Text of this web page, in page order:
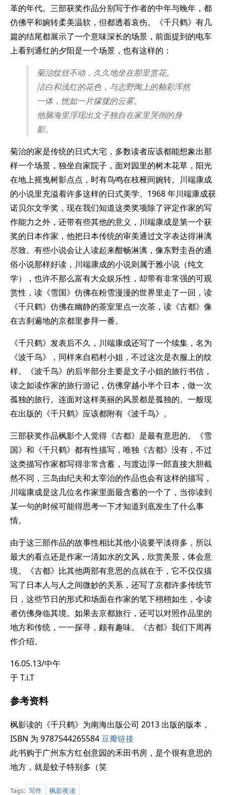
革的年代。三部获奖作品分别写于作者的中年与晚年，都
仿佛平和婉转柔美温软，但都透着哀伤。《千只鹤》有几
篇的结尾都展示了一个意味深长的场景，前面提到的电车
上看到通红的夕阳是一个场景，也有这样的：
菊治纹丝不动，久久地坐在那里赏花。
洁白和浅红的花色，与志野陶上的釉彩浑然
一体，恍如一片朦胧的云雾。
他脑海里浮现出文子独自在家里哭倒的身
影。
菊治的家是传统的日式大宅，多数读者应该都能想象出那
样一个场景，独坐自家院子，面对园里的树木花草，阳光
在地上摇曳树影点点，时有鸟鸣在枝桠间婉转。川端康成
的小说里充溢着许多这样的日式美学。1968 年川端康成获
诺贝尔文学奖，现在我们知道这类奖项除了评定作家的写
作能力之外，还带有些其他的意义，川端康成是第一个获
奖的日本作家，他把日本传统的审美通过文字表达得淋漓
尽致。有些小说会让人读起来酣畅淋漓，像东野圭吾的通
俗小说那样好读，川端康成的小说则属于雅小说（纯文
学），也许不那么富有大众娱乐性，却带有非常强的可观
赏性，读《雪国》仿佛在粉雪漫漫的世界里走了一回，读
《千只鹤》仿佛在幽静的茶室里点一次茶，读《古都》像
在古刹遍地的京都里参拜一番。
《千只鹤》发表后不久，川端康成还写了一个续集，名为
《波千鸟》，同样来自稻村小姐，不过这次是衣服上的纹
样。《波千鸟》的后半部分主要是文子小姐的旅行书信，
读之如读作家的旅行游记，仿佛穿越小半个日本，做一次
孤独的旅行。连面对这样美丽的风景都是孤独的。一般现
在出版的《千只鹤》应该都附有《波千鸟》。
三部获奖作品枫影个人觉得《古都》是最有意思的。《雪
国》和《千只鹤》都有性描写，唯独《古都》没有，不过
这类描写作家都写得非常含蓄，与渡边淳一郎直接大胆截
然不同，三岛由纪夫和太宰治的作品也会有这样的描写，
川端康成是这几位名作家里面最含蓄的一个了，当你读到
某一句的时候可能得思考一下才知道到底发生了什么事
情。
由于这三部作品的故事性相比其他小说要平淡得多，所以
最大的看点还是作家一清如水的文风，欣赏美景，体会意
境。《古都》比其他两部有意思的点就在于，它不仅仅描
写了日本人与人之间微妙的关系，还写了京都许多传统节
日，这些节日的形式和场面在作家的笔下栩栩如生，令读
者仿佛身临其境。如果去京都旅行，还可以对照作品里的
地方和传统，一一探寻，颇有趣味。《古都》我们下周再
作介绍。
16.05.13/中午
于 T.i.T
参考资料
枫影读的《千只鹤》为南海出版公司 2013 出版的版本，
ISBN 为 9787544265584豆瓣链接
此书购于广州东方红创意园的禾田书房，是个很有意思的
地方，就是蚊子特别多（笑
Tags: 写作 枫影夜读